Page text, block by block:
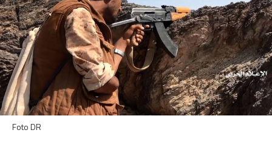
Foto DR